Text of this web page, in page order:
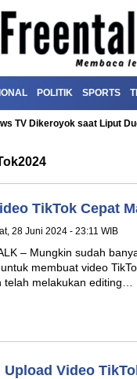
POLITIK SPORTS
TV Dikeroyok saat Liput
TikTok Cepat
28 Juni 2024 - 23:11 WIB
– Mungkin sudah
membuat video
telah melakukan editing…
Upload Video